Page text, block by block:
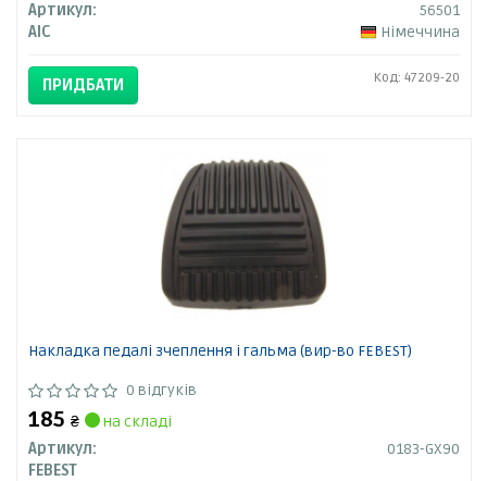
Артикул:
56501
AIC
Німеччина
ПРИДБАТИ Код: 47209-20
Накладка педалі зчеплення і гальма (вир-во FEBEST)
0 відгуків
185 ₴
на складі
Артикул:
0183-GX90
FEBEST